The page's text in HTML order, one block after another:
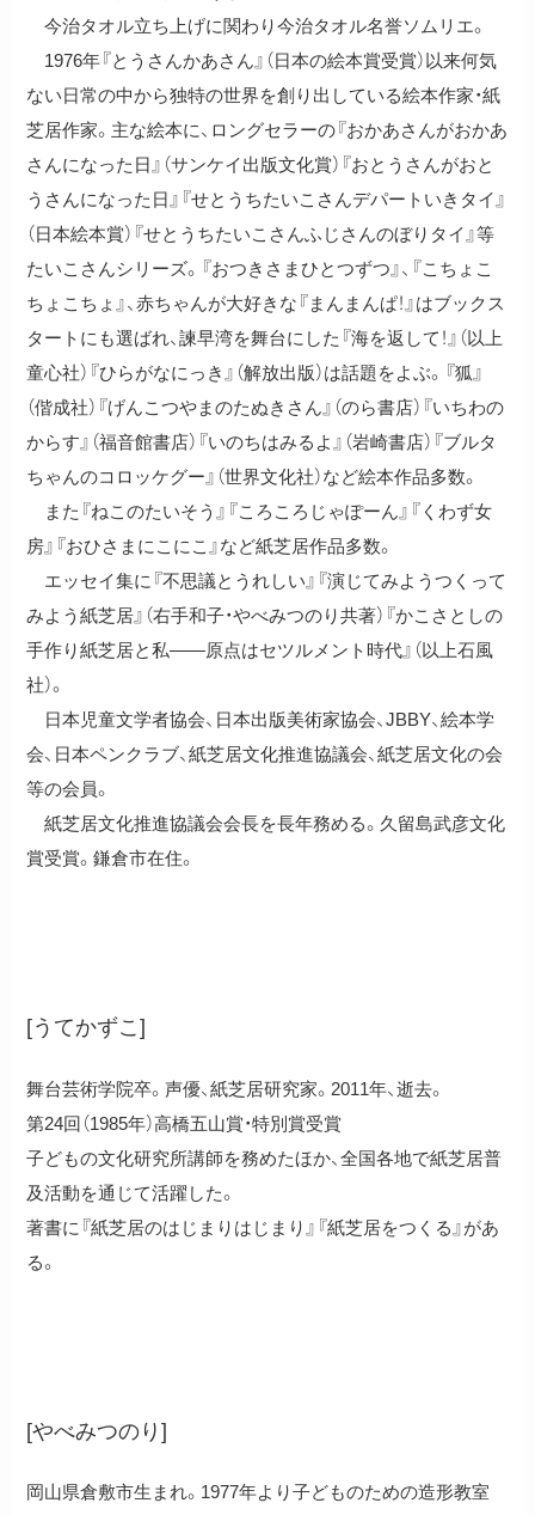
今治タオル立ち上げに関わり今治タオル名誉ソムリエ。
1976年『とうさんかあさん』（日本の絵本賞受賞）以来何気
ない日常の中から独特の世界を創り出している絵本作家・紙
芝居作家。主な絵本に、ロングセラーの『おかあさんがおかあ
さんになった日』（サンケイ出版文化賞）『おとうさんがおと
うさんになった日』『せとうちたいこさんデパートいきタイ』
（日本絵本賞）『せとうちたいこさんふじさんのぼりタイ』等
たいこさんシリーズ。『おつきさまひとつずつ』、『こちょこ
ちょこちょ』、赤ちゃんが大好きな『まんまんぱ！』はブックス
タートにも選ばれ、諫早湾を舞台にした『海を返して！』（以上
童心社）『ひらがなにっき』（解放出版）は話題をよぶ。『狐』
（偕成社）『げんこつやまのたぬきさん』（のら書店）『いちわの
からす』（福音館書店）『いのちはみるよ』（岩崎書店）『ブルタ
ちゃんのコロッケグー』（世界文化社）など絵本作品多数。
また『ねこのたいそう』『ころころじゃぽーん』『くわず女
房』『おひさまにこにこ』など紙芝居作品多数。
エッセイ集に『不思議とうれしい』『演じてみようつくって
みよう紙芝居』（右手和子・やべみつのり共著）『かこさとしの
手作り紙芝居と私――原点はセツルメント時代』（以上石風
社）。
日本児童文学者協会、日本出版美術家協会、JBBY、絵本学
会、日本ペンクラブ、紙芝居文化推進協議会、紙芝居文化の会
等の会員。
紙芝居文化推進協議会会長を長年務める。久留島武彦文化
賞受賞。鎌倉市在住。
[うてかずこ]
舞台芸術学院卒。声優、紙芝居研究家。2011年、逝去。
第24回（1985年）高橋五山賞・特別賞受賞
子どもの文化研究所講師を務めたほか、全国各地で紙芝居普
及活動を通じて活躍した。
著書に『紙芝居のはじまりはじまり』『紙芝居をつくる』があ
る。
[やべみつのり]
岡山県倉敷市生まれ。1977年より子どものための造形教室